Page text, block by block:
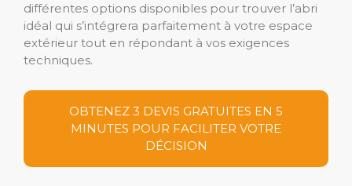
différentes options disponibles pour trouver l’abri
idéal qui s’intégrera parfaitement à votre espace
extérieur tout en répondant à vos exigences
techniques.
OBTENEZ 3 DEVIS GRATUITES EN 5
MINUTES POUR FACILITER VOTRE
DÉCISION